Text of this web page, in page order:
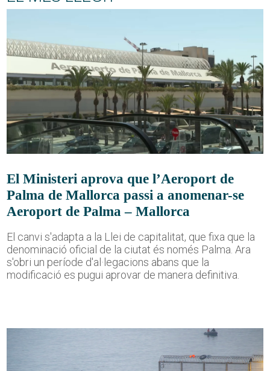
El Ministeri aprova que l’Aeroport de
Palma de Mallorca passi a anomenar-se
Aeroport de Palma – Mallorca
El canvi s'adapta a la Llei de capitalitat, que fixa que la
denominació oficial de la ciutat és només Palma. Ara
s'obri un període d'al·legacions abans que la
modificació es pugui aprovar de manera definitiva.